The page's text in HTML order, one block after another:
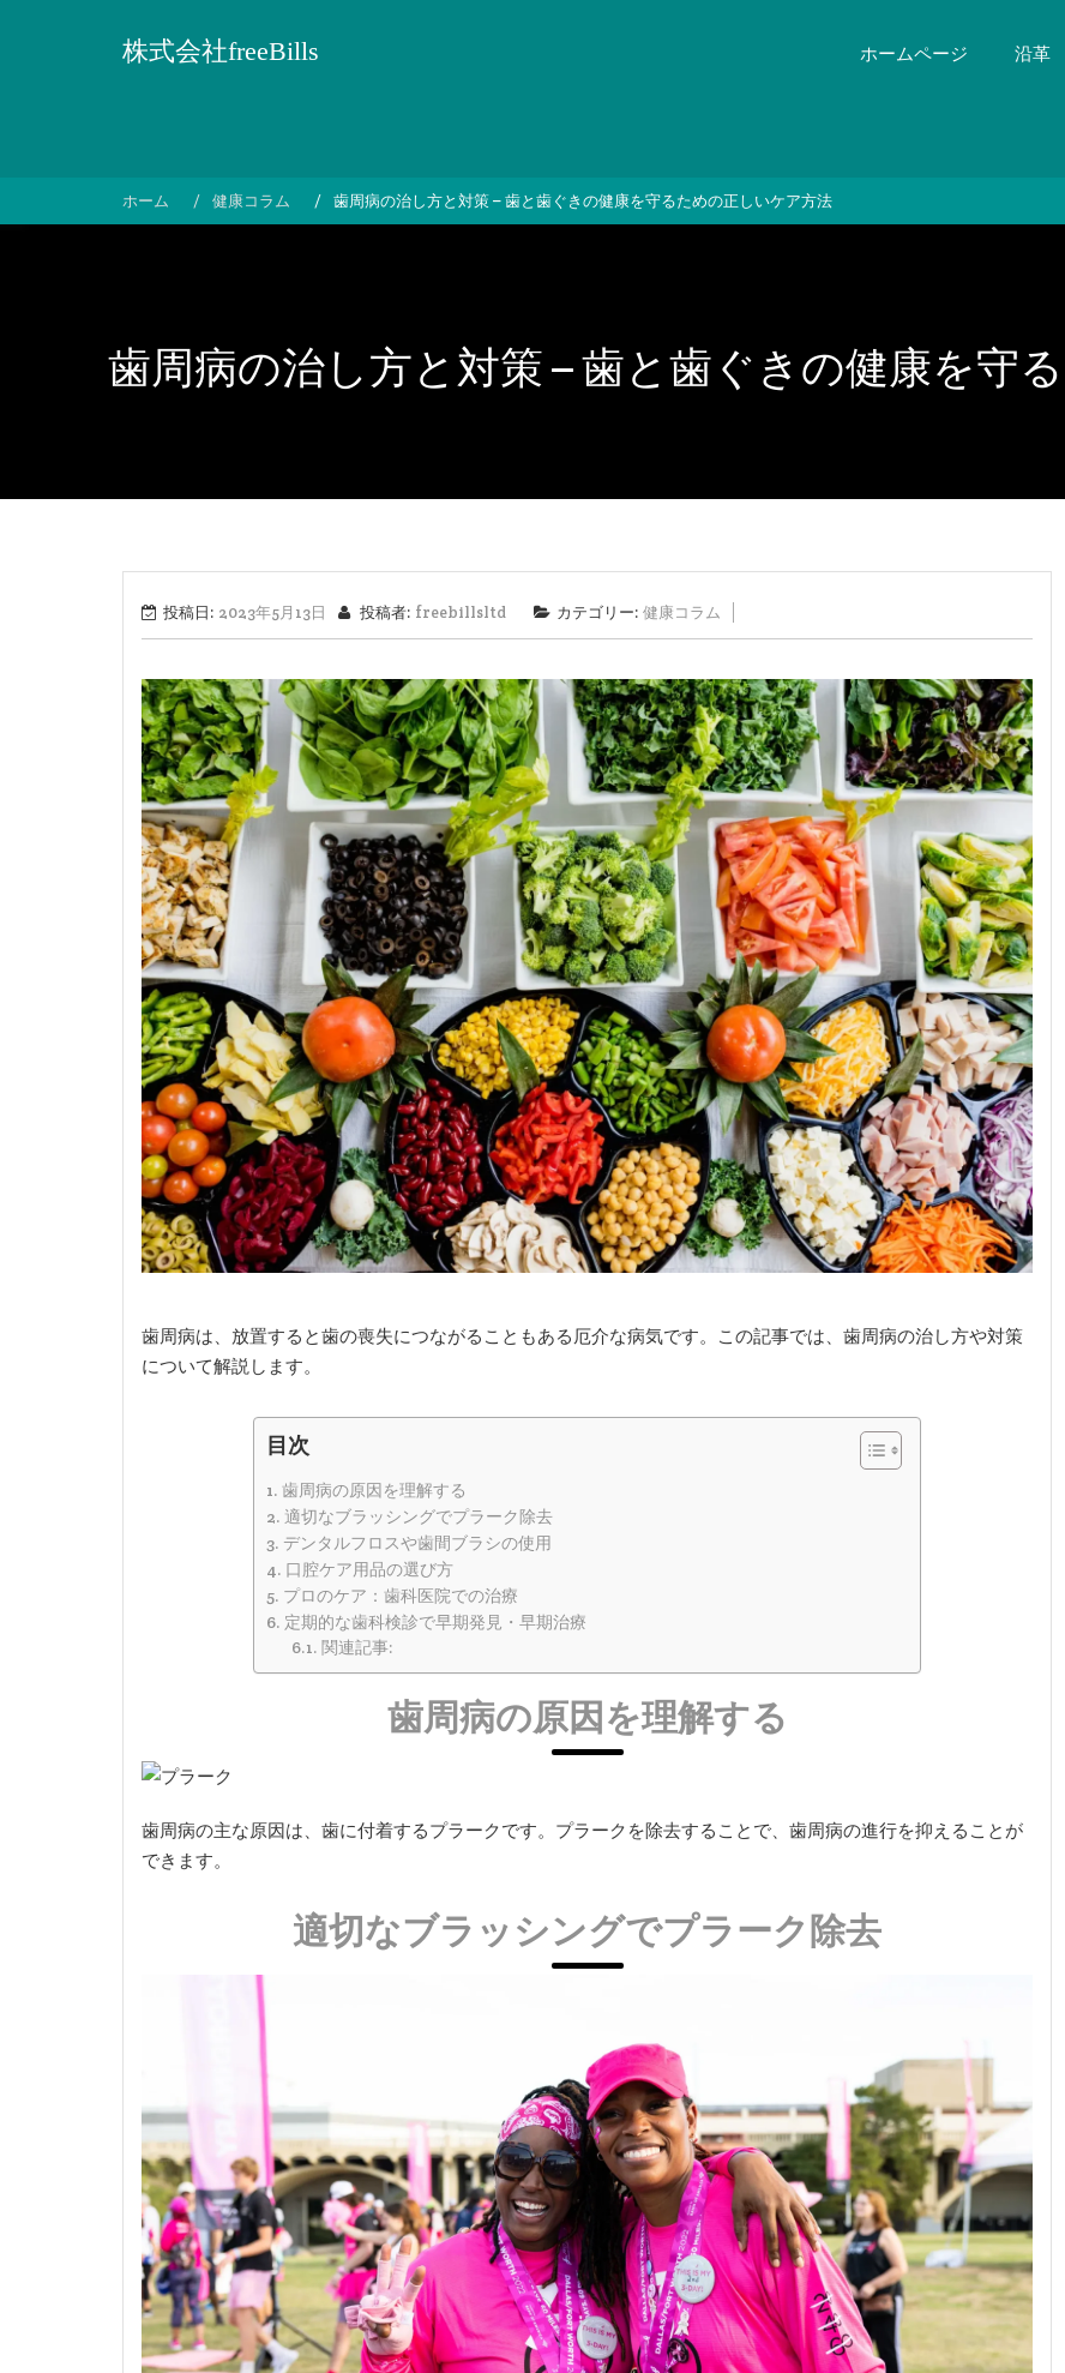
キ
株式会社freeBills ホームページ 沿革
ホーム 健康コラム 歯周病の治し方と対策 – 歯と歯ぐきの健康を守るための正しいケア方法
歯周病の治し方と対策 – 歯と歯ぐきの健康を守
投稿日: 2023年5月13日 投稿者: freebillsltd カテゴリー: 健康コラム
歯周病は、放置すると歯の喪失につながることもある厄介な病気です。この記事では、歯周病の治し方や対策
について解説します。
目次
歯周病の原因を理解する
適切なブラッシングでプラーク除去
デンタルフロスや歯間ブラシの使用
口腔ケア用品の選び方
プロのケア：歯科医院での治療
定期的な歯科検診で早期発見・早期治療
関連記事:
歯周病の原因を理解する
歯周病の主な原因は、歯に付着するプラークです。プラークを除去することで、歯周病の進行を抑えることが
できます。
適切なブラッシングでプラーク除去